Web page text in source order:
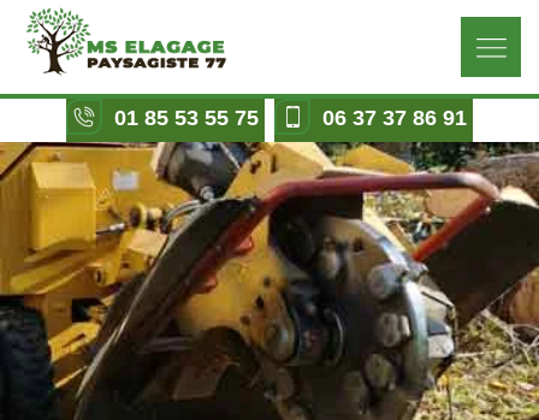
01 85 53 55 75 06 37 37 86 91